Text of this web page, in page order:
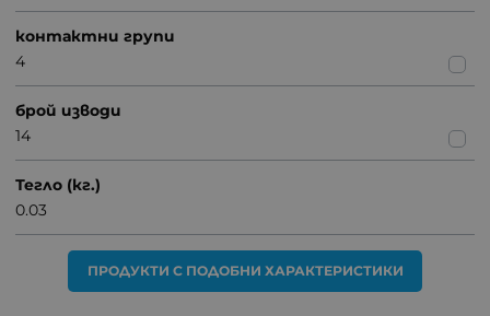
контактни групи
4
брой изводи
14
Тегло (кг.)
0.03
ПРОДУКТИ С ПОДОБНИ ХАРАКТЕРИСТИКИ